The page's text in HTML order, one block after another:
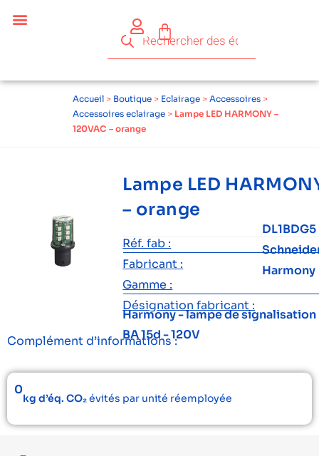
Accueil > Boutique > Eclairage > Accessoires >
Accessoires eclairage > Lampe LED HARMONY –
120VAC – orange
Lampe LED
– orange
Réf. fab :
DL1BDG5
Fabricant :
Gamme :
Harmony
Désignation fabricant :
Harmony - lampe de signalisation
BA 15d - 120V
Complément d’informations :
0
kg d’éq. CO₂évités par unité réemployée